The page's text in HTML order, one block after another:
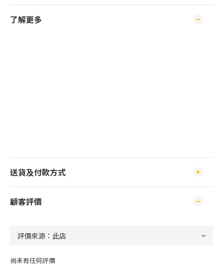
了解更多
送貨及付款方式
顧客評價
尚未有任何評價